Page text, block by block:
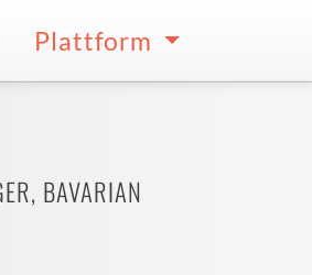
Plattform
BAVARIAN